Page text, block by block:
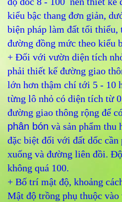
kiểu bậc thang đơn giản,
biện pháp làm đất tối thiểu,
đường đồng mức theo kiểu
+ Đối với vườn diện tích
phải thiết kế đường giao
lớn hơn thậm chí tới 5 - 10
từng lô nhỏ có diện tích từ
đường giao thông rộng để
phân bón và sản phẩm thu
đặc biệt đối với đất dốc
xuống và đường liên đồi.
không quá 100.
+ Bố trí mật độ, khoảng
Mật độ trồng phụ thuộc vào